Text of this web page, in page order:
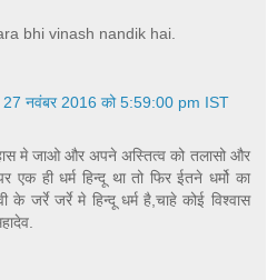
bhi vinash nandik hai.
27 नवंबर 2016 को 5:59:00 pm IST
मे जाओ और अपने अस्तित्व को तलासो और
एक ही धर्म हिन्दू था तो फिर ईतने धर्मो का
जर्रे जर्रे मे हिन्दू धर्म है,चाहे कोई विश्वास